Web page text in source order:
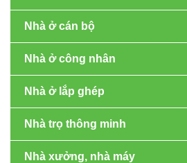
Nhà ở cán bộ
Nhà ở công nhân
Nhà ở lắp ghép
Nhà trọ thông minh
Nhà xưởng, nhà máy